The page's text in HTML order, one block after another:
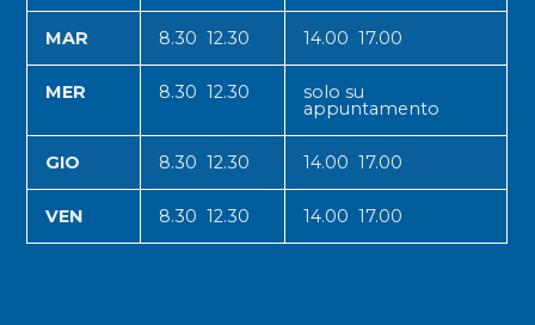
MAR 8.30 12.30 14.00 17.00
MER 8.30 12.30 solo su
appuntamento
GIO 8.30 12.30 14.00 17.00
VEN 8.30 12.30 14.00 17.00